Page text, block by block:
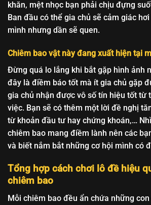
khăn, mệt nhọc bạn phải chịu đựng
Ban đầu có thể gia chủ sẽ cảm giác
mình nhưng dần sẽ quen.
Chiêm bao vật này đang xuất hiện tại
Đừng quá lo lắng khi bắt gặp hình ảnh
đây là điềm báo tốt mà ít gia chủ gặp
gia chủ nhận được vô số tín hiệu tốt từ
việc. Bạn sẽ có thêm một lời đề nghị
từ khoản đầu tư hay chứng khoán,…
chiêm bao mang điềm lành nên các
và biết nắm bắt những cơ hội mình có
Tổng hợp cách chơi lô đề hiệu
chiêm bao
Mỗi chiêm bao đều ẩn chứa những